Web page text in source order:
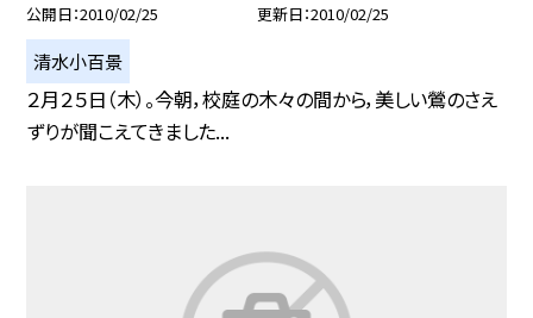
公開日 2010/02/25 更新日 2010/02/25
清水小百景
２月２５日（木）。今朝，校庭の木々の間から，美しい鶯のさえ
ずりが聞こえてきました...